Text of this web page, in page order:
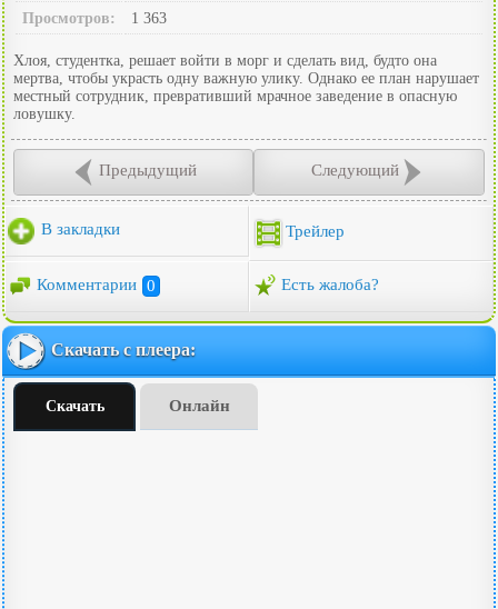
Просмотров: 1 363
Хлоя, студентка, решает войти в морг и сделать вид, будто она
мертва, чтобы украсть одну важную улику. Однако ее план нарушает
местный сотрудник, превративший мрачное заведение в опасную
ловушку.
Предыдущий Следующий
В закладки Трейлер
Комментарии 0 Есть жалоба?
Скачать с плеера:
Скачать Онлайн